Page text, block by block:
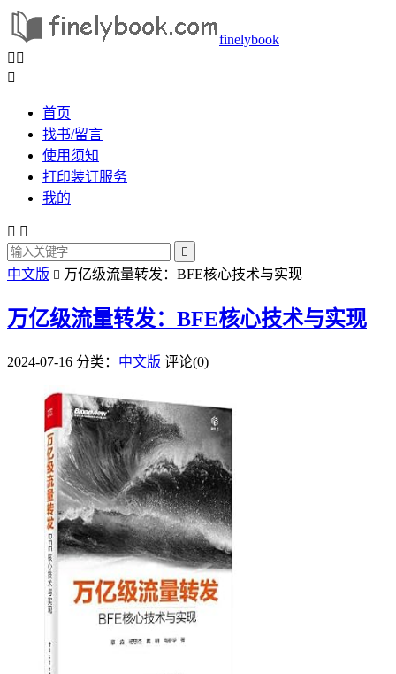
finelybook
 

首页
找书/留言
使用须知
打印装订服务
我的
 

中文版  万亿级流量转发：BFE核心技术与实现
万亿级流量转发：BFE核心技术与实现
2024-07-16 分类： 中文版 评论(0)